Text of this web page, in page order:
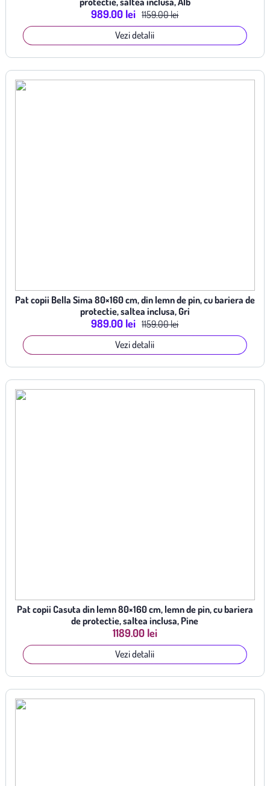
1159.00 lei
989.00 lei
Vezi detalii
Pat copii Bella Sima 80×160 cm, din lemn de pin, cu bariera de
protectie, saltea inclusa, Gri
1159.00 lei
989.00 lei
Vezi detalii
Pat copii Casuta din lemn 80×160 cm, lemn de pin, cu bariera
de protectie, saltea inclusa, Pine
1189.00 lei
Vezi detalii